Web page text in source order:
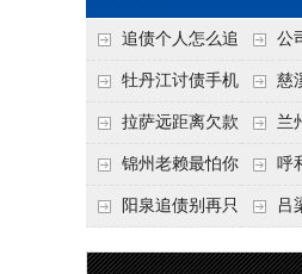
节点”催收最有效 3种合
追债个人怎么追
回呢？2026年最新绝
招选择！
公
变更前
承担
牡丹江讨债手机
搞定：2026年线上立
案追债全流程，足不
出户
慈
债，
地行业
法院传
拉萨远距离欠款
对方在牧区联系不
上，2026年委托当地
兰
财产后
26年
锦州老赖最怕你
懂这1条，2026
呼
招：
阳泉追债别再只 吕